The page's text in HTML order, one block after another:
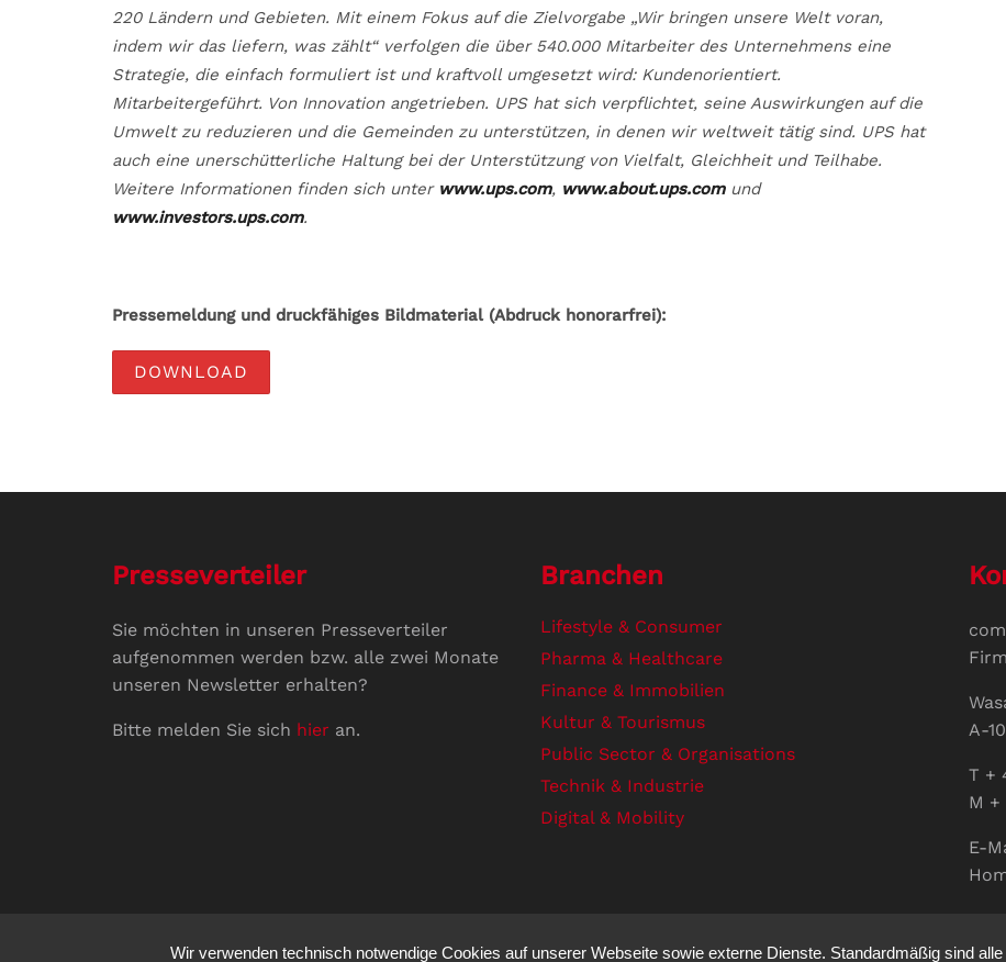
220 Ländern und Gebieten. Mit einem Fokus auf die Zielvorgabe „Wir bringen unsere Welt voran,
indem wir das liefern, was zählt“ verfolgen die über 540.000 Mitarbeiter des Unternehmens eine
Strategie, die einfach formuliert ist und kraftvoll umgesetzt wird: Kundenorientiert.
Mitarbeitergeführt. Von Innovation angetrieben. UPS hat sich verpflichtet, seine Auswirkungen auf die
Umwelt zu reduzieren und die Gemeinden zu unterstützen, in denen wir weltweit tätig sind. UPS hat
auch eine unerschütterliche Haltung bei der Unterstützung von Vielfalt, Gleichheit und Teilhabe.
Weitere Informationen finden sich unter www.ups.com, www.about.ups.comund
www.investors.ups.com.
Pressemeldung und druckfähiges Bildmaterial (Abdruck honorarfrei):
DOWNLOAD
Presseverteiler
Sie möchten in unseren Presseverteiler
aufgenommen werden bzw. alle zwei Monate
unseren Newsletter erhalten?
Bitte melden Sie sich hier an.
Branchen
Lifestyle & Consumer
Pharma & Healthcare
Finance & Immobilien
Kultur & Tourismus
Public Sector & Organisations
Technik & Industrie
Digital & Mobility
A-
T +
M +
E-
Wir verwenden technisch notwendige Cookies auf unserer Webseite sowie externe Dienste. Standardmäßig sind